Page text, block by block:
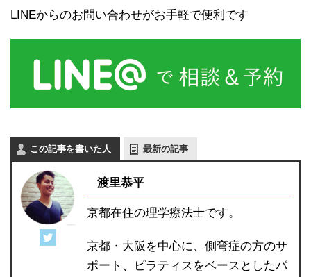
LINEからのお問い合わせがお手軽で便利です
この記事を書いた人 最新の記事
渡里恭平
京都在住の理学療法士です。
京都・大阪を中心に、側弯症の方のサ
ポート、ピラティスをベースとしたパ